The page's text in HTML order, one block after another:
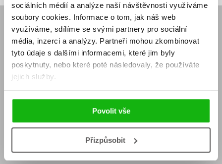
sociálních médií a analýze naší návštěvnosti využíváme
soubory cookies. Informace o tom, jak náš web
využíváme, sdílíme se svými partnery pro sociální
média, inzerci a analýzy. Partneři mohou zkombinovat
tyto údaje s dalšími informacemi, které jim byly
poskytnuty, nebo které poté následovaly, že používáte
jejich služby.
Povolit vše
Přizpůsobit
E-SHOP
Aktuality
Naši autoři
Obchodní podmínky
Jak nakoupit
Knižní novinky
Dárkové poukazy
Affiliate program
KONTAKTY
Sídlo společnosti
Kontakty Albatros Media